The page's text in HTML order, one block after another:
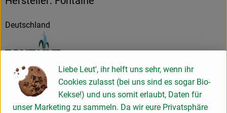
Deutschland
Fontaine Nahrungsmittel GmbH
D 86836 Graben
Unsere Firma wurde 1988 als eine GmbH gegründet und hat
Liebe Leut', ihr helft uns sehr, wenn ihr
Cookies zulasst (bei uns sind es sogar Bio-
Kekse!) und uns somit erlaubt, Daten für
unser Marketing zu sammeln. Da wir eure Privatsphäre